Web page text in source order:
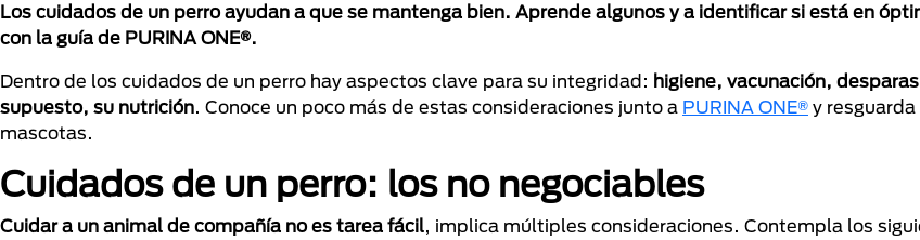
Los cuidados de un perro ayudan a que se mantenga bien. Aprende algunos y a identificar si está en
con la guía de PURINA ONE®.
Dentro de los cuidados de un perro hay aspectos clave para su integridad: higiene, vacunación,
supuesto, su nutrición. Conoce un poco más de estas consideraciones junto a PURINA ONE® y
mascotas.
Cuidados de un perro: los no negociables
Cuidar a un animal de compañía no es tarea fácil, implica múltiples consideraciones. Contempla los